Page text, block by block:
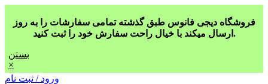
فروشگاه دیجی فانوس طبق گذشته تمامی سفارشات را به روز
ارسال میکند با خیال راحت سفارش خود را ثبت کنید.
بستن
×
ورود / ثبت نام